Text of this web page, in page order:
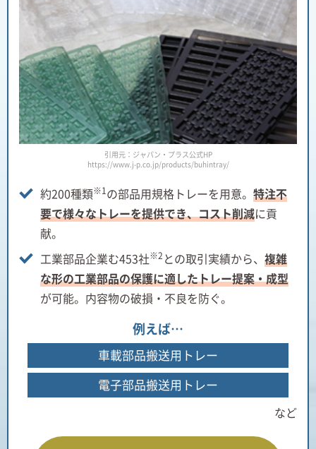
引用元：ジャパン・プラス公式HP
https://www.j-p.co.jp/products/buhintray/
約200種類※1の部品用規格トレーを用意。 特注不
要で様々なトレーを提供でき、コスト削減に貢
献。
工業部品企業む453社※2 との取引実績から、 複雑
な形の工業部品の保護に適したトレー提案・成型
が可能。内容物の破損・不良を防ぐ。
例えば…
車載部品搬送用トレー
電子部品搬送用トレー
など